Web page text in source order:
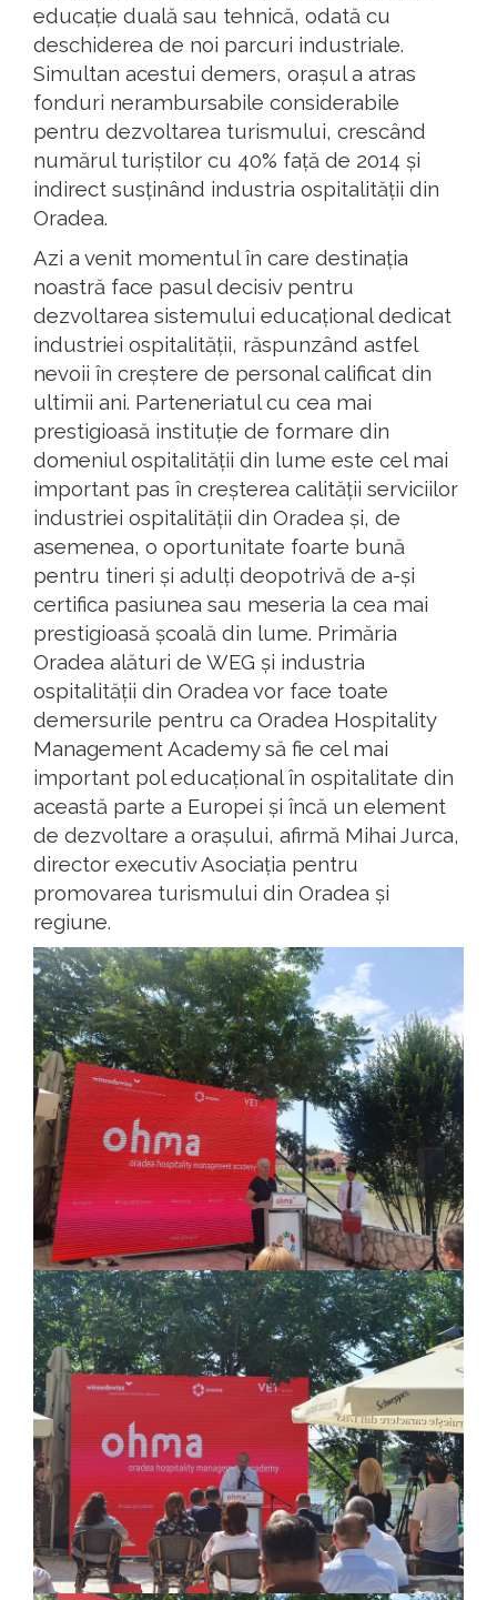
educație duală sau tehnică, odată cu
deschiderea de noi parcuri industriale.
Simultan acestui demers, orașul a atras
fonduri nerambursabile considerabile
pentru dezvoltarea turismului, crescând
numărul turiștilor cu 40% față de 2014 și
indirect susținând industria ospitalității din
Oradea.
Azi a venit momentul în care destinația
noastră face pasul decisiv pentru
dezvoltarea sistemului educațional dedicat
industriei ospitalității, răspunzând astfel
nevoii în creștere de personal calificat din
ultimii ani. Parteneriatul cu cea mai
prestigioasă instituție de formare din
domeniul ospitalității din lume este cel mai
important pas în creșterea calității serviciilor
industriei ospitalității din Oradea și, de
asemenea, o oportunitate foarte bună
pentru tineri și adulți deopotrivă de a-și
certifica pasiunea sau meseria la cea mai
prestigioasă școală din lume. Primăria
Oradea alături de WEG și industria
ospitalității din Oradea vor face toate
demersurile pentru ca Oradea Hospitality
Management Academy să fie cel mai
important pol educațional în ospitalitate din
această parte a Europei și încă un element
de dezvoltare a orașului, afirmă Mihai Jurca,
director executiv Asociația pentru
promovarea turismului din Oradea și
regiune.